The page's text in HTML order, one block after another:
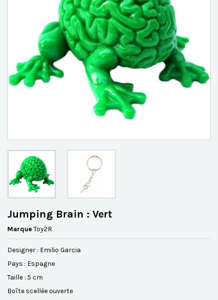
Jumping Brain : Vert
Marque Toy2R
Designer : Emilio Garcia
Pays : Espagne
Taille : 5 cm
Boîte scellée ouverte